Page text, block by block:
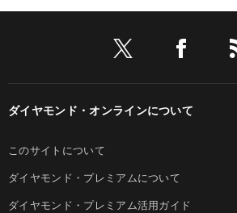
ダイヤモンド・オンラインについて
このサイトについて
ダイヤモンド・プレミアムについて
ダイヤモンド・プレミアム活用ガイド